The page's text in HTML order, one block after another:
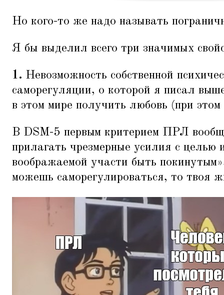
Но кого-то же надо называть
Я бы выделил всего три значимых
1. Невозможность собственной
саморегуляции, о которой я писал
в этом мире получить любовь (при
В DSM-5 первым критерием ПРЛ
прилагать чрезмерные усилия с целью
воображаемой участи быть
можешь саморегулироваться, то твоя